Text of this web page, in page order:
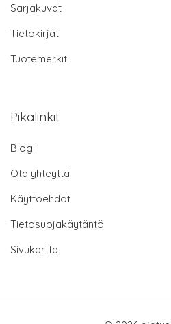
Sarjakuvat
Tietokirjat
Tuotemerkit
Pikalinkit
Blogi
Ota yhteyttä
Käyttöehdot
Tietosuojakäytäntö
Sivukartta